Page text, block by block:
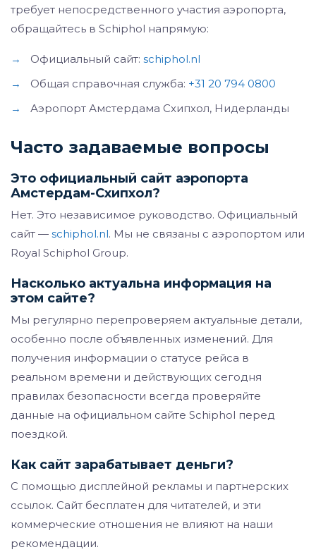
требует непосредственного участия аэропорта,
обращайтесь в Schiphol напрямую:
→ Официальный сайт: schiphol.nl
→
Общая справочная служба: +31 20 794 0800
→
Аэропорт Амстердама Схипхол, Нидерланды
Часто задаваемые вопросы
Это официальный сайт аэропорта
Амстердам-Схипхол?
Нет. Это независимое руководство. Официальный
сайт — schiphol.nl. Мы не связаны с аэропортом или
Royal Schiphol Group.
Насколько актуальна информация на
этом сайте?
Мы регулярно перепроверяем актуальные детали,
особенно после объявленных изменений. Для
получения информации о статусе рейса в
реальном времени и действующих сегодня
правилах безопасности всегда проверяйте
данные на официальном сайте Schiphol перед
поездкой.
Как сайт зарабатывает деньги?
С помощью дисплейной рекламы и партнерских
ссылок. Сайт бесплатен для читателей, и эти
коммерческие отношения не влияют на наши
рекомендации.